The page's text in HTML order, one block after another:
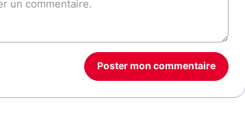
Poster mon commentaire